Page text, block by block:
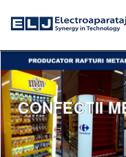
CONFECTII